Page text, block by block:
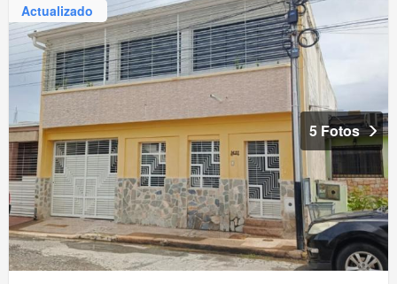
Actualizado
5 Fotos